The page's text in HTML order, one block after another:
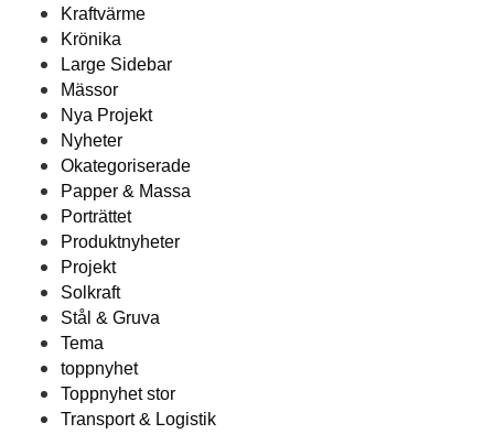
Kraftvärme
Krönika
Large Sidebar
Mässor
Nya Projekt
Nyheter
Okategoriserade
Papper & Massa
Porträttet
Produktnyheter
Projekt
Solkraft
Stål & Gruva
Tema
toppnyhet
Toppnyhet stor
Transport & Logistik